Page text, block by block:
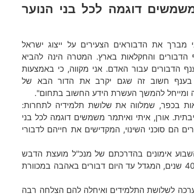
דוגמה לכל בני הנוער
את הדבוראים הצעירים על ייצוג ישראל
הדבורים והחקלאות בארץ. המטרה הינה להביא
הדבורים עבור האדם. אני מקווה, כי באמצעות
בענף חשוב זה שגם יקרב את הדור הבא של
ומייחל להמשך העשרת הידע החשוב בתחום".
בכפר, שמלווה את שלושת תלמידיה לתחרות:
אורן, איתי ואיתמר משמשים דוגמה לכל בני
הם סוכני השינוי, המקדישים את חייהם לדבורי
אימונים בהדרכתם של מנכ"ל מועצת הדבש
וד"ר עזריה לופו, דבוראי ותיק, מזה – 40 שנים, המגדל עד היום דבורים באהבה במכוורת
לשלושת התלמידים ואיחלה להם הצלחה רבה